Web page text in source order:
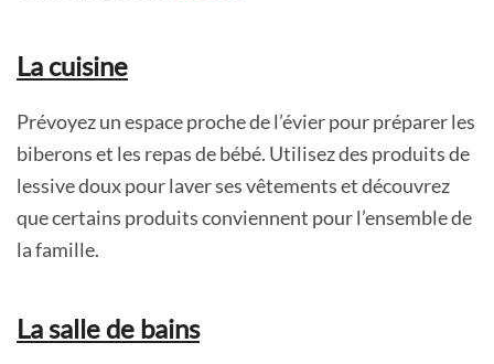
La cuisine
Prévoyez un espace proche de l’évier pour préparer les
biberons et les repas de bébé. Utilisez des produits de
lessive doux pour laver ses vêtements et découvrez
que certains produits conviennent pour l’ensemble de
la famille.
La salle de bains